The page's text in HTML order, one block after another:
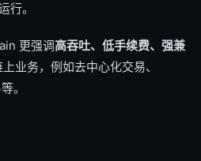
行。
更强调高吞吐、低手续费、强兼
业务，例如去中心化交易、
。